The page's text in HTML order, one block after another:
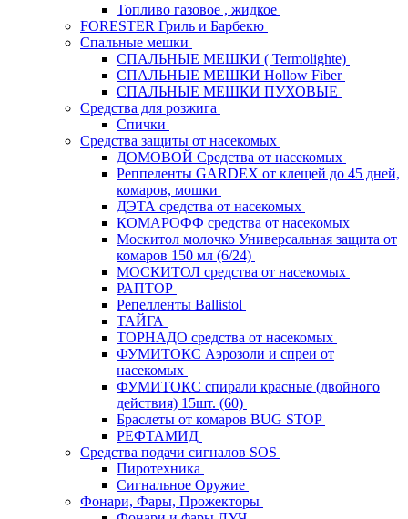
Топливо газовое , жидкое
FORESTER Гриль и Барбекю
Спальные мешки
СПАЛЬНЫЕ МЕШКИ ( Termolighte)
СПАЛЬНЫЕ МЕШКИ Hollow Fiber
СПАЛЬНЫЕ МЕШКИ ПУХОВЫЕ
Средства для розжига
Спички
Средства защиты от насекомых
ДОМОВОЙ Средства от насекомых
Реппеленты GARDEX от клещей до 45 дней,
комаров, мошки
ДЭТА средства от насекомых
КОМАРОФФ средства от насекомых
Москитол молочко Универсальная защита от
комаров 150 мл (6/24)
МОСКИТОЛ средства от насекомых
РАПТОР
Репелленты Ballistol
ТАЙГА
ТОРНАДО средства от насекомых
ФУМИТОКС Аэрозоли и спреи от
насекомых
ФУМИТОКС спирали красные (двойного
действия) 15шт. (60)
Браслеты от комаров BUG STOP
РЕФТАМИД
Средства подачи сигналов SOS
Пиротехника
Сигнальное Оружие
Фонари, Фары, Прожекторы